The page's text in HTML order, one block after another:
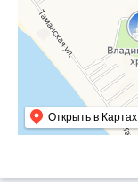
Открыть в Картах